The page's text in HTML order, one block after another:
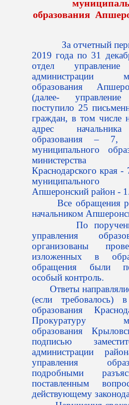
образования
За отчетный
2019 года по 31
отдел управление
администрации
образования
(далее- управление
поступило 25
граждан, в том числе
адрес
образования – 7,
муниципального
министерства
Краснодарского края
муниципального
Апшеронский район -
Все обращения
начальником
По поручению
управления
организованы
изложенных в
обращения были
особый контроль.
Ответы
(если требовалось)
образования
Прокуратуру
образования
подписью
администрации
управления
подробными
поставленным
действующему